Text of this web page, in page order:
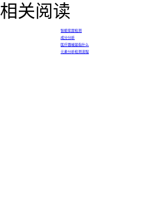
相关阅读
智能家居检测
成分分析
医疗器械是指什么
元素分析检测流程